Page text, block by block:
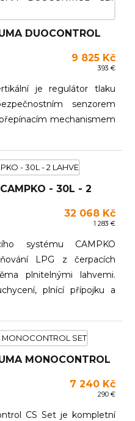
DUOCONTROL
9 825 Kč
393 €
je regulátor tlaku
senzorem
mechanismem
- 30L - 2
32 068 Kč
1 283 €
systému CAMPKO
LPG z čerpacích
plnitelnými lahvemi.
plnící přípojku a
MONOCONTROL
7 240 Kč
290 €
CS Set je kompletní